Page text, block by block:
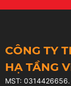
CÔNG TY
HẠ TẦNG
MST: